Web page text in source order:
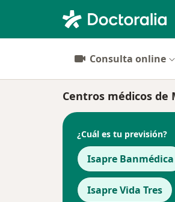
Consulta online
Centros médicos de
¿Cuál es tu previsión?
Isapre Banmédica
Isapre Vida Tres